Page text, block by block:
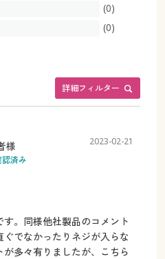
(0)
(0)
詳細フィルター
様
済み
2023-02-21
。同様他社製品のコメント
でなかったりネジが入らな
多々有りましたが、こちら